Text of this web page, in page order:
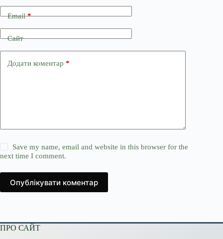
Email*
Сайт
Додати коментар *
Save my name, email and website in this browser for the
next time I comment.
Опублікувати коментар
ПРО САЙТ